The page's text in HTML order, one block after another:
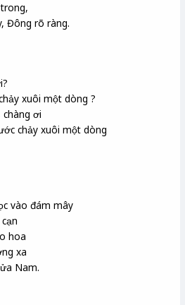
Đông rõ ràng.
xuôi một dòng ?
ơi
chảy xuôi một dòng
vào đám mây
hoa
xa
Nam.